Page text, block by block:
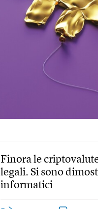
Finora le
legali. Si sono
informatici